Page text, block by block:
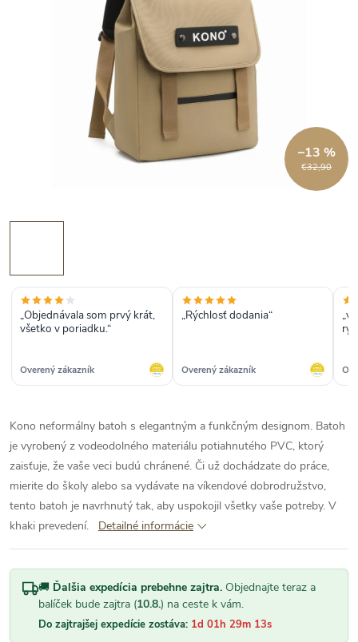
€32,90
–13 %
„Objednávala som prvý krát,
všetko v poriadku.“
Overený zákazník
„Rýchlosť dodania“
Overený zákazník
Kono neformálny batoh s elegantným a funkčným designom. Batoh
je vyrobený z vodeodolného materiálu potiahnutého PVC, ktorý
zaisťuje, že vaše veci budú chránené. Či už dochádzate do práce,
mierite do školy alebo sa vydávate na víkendové dobrodružstvo,
tento batoh je navrhnutý tak, aby uspokojil všetky vaše potreby. V
khaki prevedení.
Detailné informácie
🚚 Ďalšia expedícia prebehne zajtra. Objednajte teraz a
balíček bude zajtra (10.8.) na ceste k vám.
Do zajtrajšej expedície zostáva: 1d 01h 29m 12s